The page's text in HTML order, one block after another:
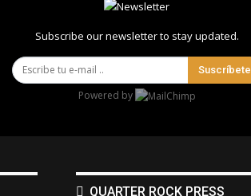
Subscribe our newsletter to stay updated.
Suscríbete
Powered by
QUARTER ROCK PRESS